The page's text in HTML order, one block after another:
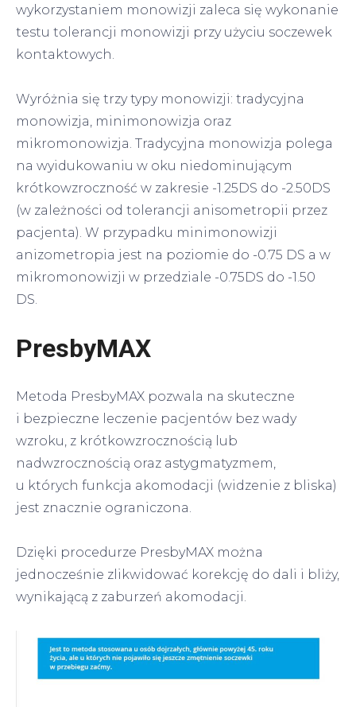
wykorzystaniem monowizji zaleca się wykonanie
testu tolerancji monowizji przy użyciu soczewek
kontaktowych.
Wyróżnia się trzy typy monowizji: tradycyjna
monowizja, minimonowizja oraz
mikromonowizja. Tradycyjna monowizja polega
na wyidukowaniu w oku niedominującym
krótkowzroczność w zakresie -1.25DS do -2.50DS
(w zależności od tolerancji anisometropii przez
pacjenta). W przypadku minimonowizji
anizometropia jest na poziomie do -0.75 DS a w
mikromonowizji w przedziale -0.75DS do -1.50
DS.
PresbyMAX
Metoda PresbyMAX pozwala na skuteczne
i bezpieczne leczenie pacjentów bez wady
wzroku, z krótkowzrocznością lub
nadwzrocznością oraz astygmatyzmem,
u których funkcja akomodacji (widzenie z bliska)
jest znacznie ograniczona.
Dzięki procedurze PresbyMAX można
jednocześnie zlikwidować korekcję do dali i bliży,
wynikającą z zaburzeń akomodacji.